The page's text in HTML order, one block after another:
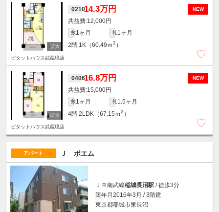
NEW
021014.3万円
12,000円
敷1ヶ月 礼1ヶ月
2階 1K（60.49ｍ2 ）
ピタットハウス武蔵境店
NEW
040616.8万円
15,000円
敷1ヶ月 礼1.5ヶ月
4階 2LDK（67.15ｍ2 ）
ピタットハウス武蔵境店
アパート Ｊ ポエム
ＪＲ南武線稲城長沼駅 / 徒歩3分
築年月2016年3月 / 3階建
東京都稲城市東長沼